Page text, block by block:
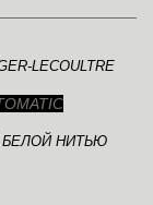
LECOULTRE
НИТЬЮ